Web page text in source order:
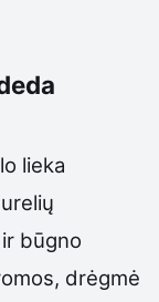
lieka
būgno
drėgmė